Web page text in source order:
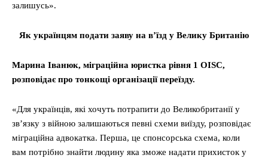
залишусь».
Як українцям подати заяву на в’їзд у Велику Британію
Марина Іванюк, міграційна юристка рівня 1 OISC,
розповідає про тонкощі організації переїзду.
«Для українців, які хочуть потрапити до Великобританії у
зв’язку з війною залишаються певні схеми виїзду, розповідає
міграційна адвокатка. Перша, це спонсорська схема, коли
вам потрібно знайти людину яка зможе надати прихисток у